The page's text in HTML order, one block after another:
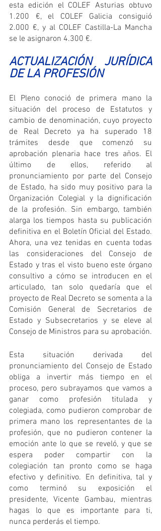
esta edición el COLEF Asturias obtuvo
1.200 €, el COLEF Galicia consiguió
2.000 €, y al COLEF Castilla-La Mancha
se le asignaron 4.300 €.
ACTUALIZACIÓN JURÍDICA
DE LA PROFESIÓN
El Pleno conoció de primera mano la
situación del proceso de Estatutos y
cambio de denominación, cuyo proyecto
de Real Decreto ya ha superado 18
trámites desde que comenzó su
aprobación plenaria hace tres años. El
último de ellos, referido al
pronunciamiento por parte del Consejo
de Estado, ha sido muy positivo para la
Organización Colegial y la dignificación
de la profesión. Sin embargo, también
alarga los tiempos hasta su publicación
definitiva en el Boletín Oficial del Estado.
Ahora, una vez tenidas en cuenta todas
las consideraciones del Consejo de
Estado y tras el visto bueno este órgano
consultivo a cómo se introducen en el
articulado, tan solo quedaría que el
proyecto de Real Decreto se somenta a la
Comisión General de Secretarios de
Estado y Subsecretarios y se eleve al
Consejo de Ministros para su aprobación.
Esta situación derivada del
pronunciamiento del Consejo de Estado
obliga a invertir más tiempo en el
proceso, pero subrayamos que vamos a
ganar como profesión titulada y
colegiada, como pudieron comprobar de
primera mano los representantes de la
profesión, que no pudieron contener la
emoción ante lo que se reveló, y que se
espera poder compartir con la
colegiación tan pronto como se haga
efectivo y definitivo. En definitiva, tal y
como terminó su exposición el
presidente, Vicente Gambau, mientras
hagas lo que es importante para ti,
nunca perderás el tiempo.